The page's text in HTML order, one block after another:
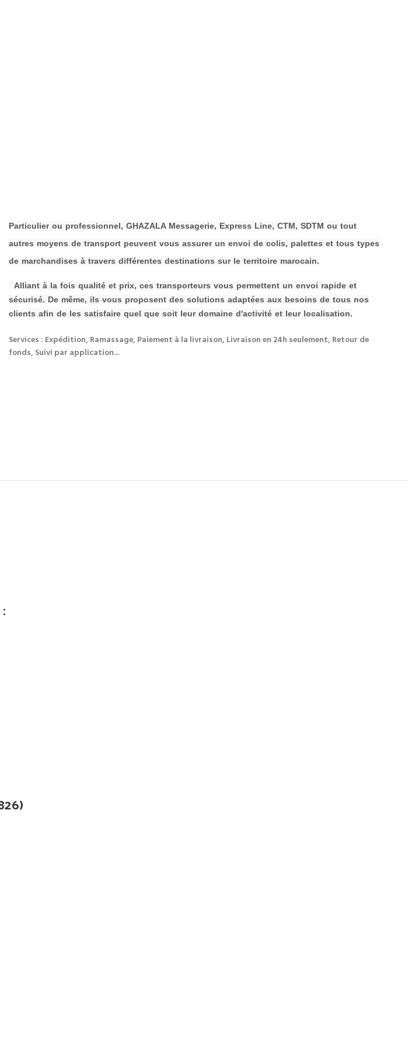
Particulier ou professionnel, GHAZALA Messagerie, Express Line, CTM, SDTM ou tout
autres moyens de transport peuvent vous assurer un envoi de colis, palettes et tous types
de marchandises à travers différentes destinations sur le territoire marocain.
Alliant à la fois qualité et prix, ces transporteurs vous permettent un envoi rapide et
sécurisé. De même, ils vous proposent des solutions adaptées aux besoins de tous nos
clients afin de les satisfaire quel que soit leur domaine d'activité et leur localisation.
Services : Expédition, Ramassage, Paiement à la livraison, Livraison en 24h seulement, Retour de
fonds, Suivi par application...